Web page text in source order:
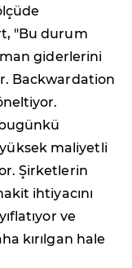
"Bu durum
giderlerini
Backwardation
maliyetli
Şirketlerin
ihtiyacını
ve
kırılgan hale